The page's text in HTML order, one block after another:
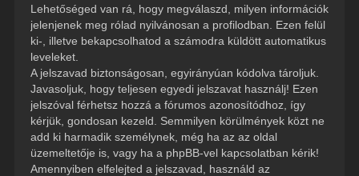
Lehetőséged van rá, hogy megválaszd, milyen információk
jelenjenek meg rólad nyilvánosan a profilodban. Ezen felül
ki-, illetve bekapcsolhatod a számodra küldött automatikus
leveleket.
A jelszavad biztonságosan, egyirányúan kódolva tároljuk.
Javasoljuk, hogy teljesen egyedi jelszavat használj! Ezen
jelszóval férhetsz hozzá a fórumos azonosítódhoz, így
kérjük, gondosan kezeld. Semmilyen körülmények közt ne
add ki harmadik személynek, még ha az az oldal
üzemeltetője is, vagy ha a phpBB-vel kapcsolatban kérik!
Amennyiben elfelejted a jelszavad, használd az